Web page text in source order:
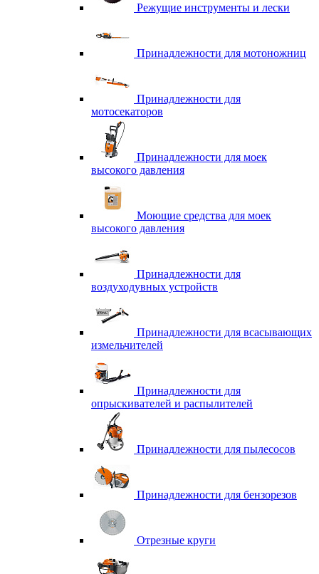
Режущие инструменты и лески
Принадлежности для мотоножниц
Принадлежности для
мотосекаторов
Принадлежности для моек
высокого давления
Моющие средства для моек
высокого давления
Принадлежности для
воздуходувных устройств
Принадлежности для всасывающих
измельчителей
Принадлежности для
опрыскивателей и распылителей
Принадлежности для пылесосов
Принадлежности для бензорезов
Отрезные круги